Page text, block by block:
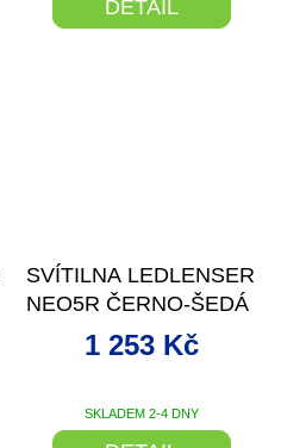
DETAIL
SVÍTILNA LEDLENSER
NEO5R ČERNO-ŠEDÁ
SKLADEM 2-4 DNY
1 253 Kč